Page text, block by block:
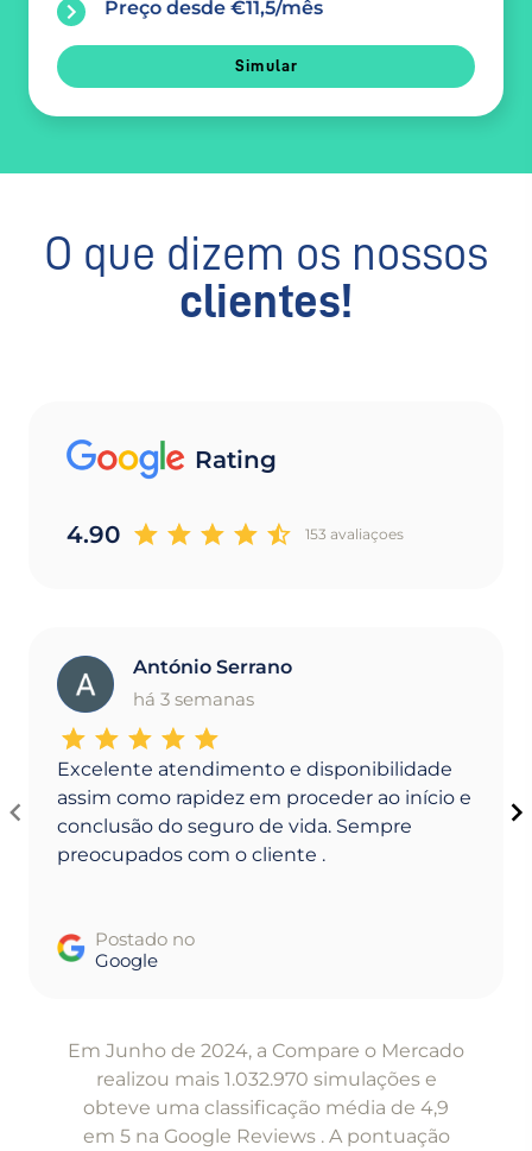
Preço desde €11,5/mês
Simular
O que dizem os nossos
clientes!
Rating
4.90 153 avaliaçoes
A
António Serrano
há 3 semanas
Excelente atendimento e disponibilidade
assim como rapidez em proceder ao início e
conclusão do seguro de vida. Sempre
preocupados com o cliente .
Postado no
Google
Em Junho de 2024, a Compare o Mercado
realizou mais 1.032.970 simulações e
obteve uma classificação média de 4,9
em 5 na Google Reviews . A pontuação